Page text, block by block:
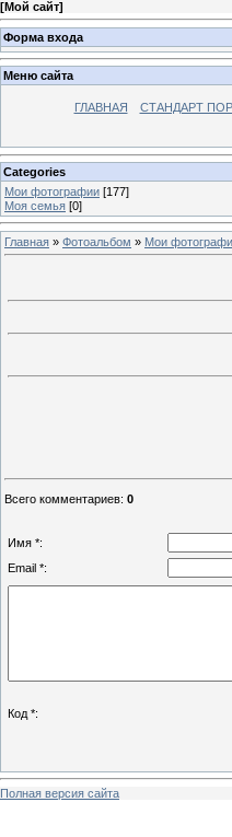
[Мой сайт]
Форма входа
Меню сайта
ГЛАВНАЯ СТАНДАРТ
Categories
Мои фотографии [177]
Моя семья [0]
Главная » Фотоальбом » Мои
Всего комментариев: 0
Имя *:
Email *:
Код *:
Полная версия сайта